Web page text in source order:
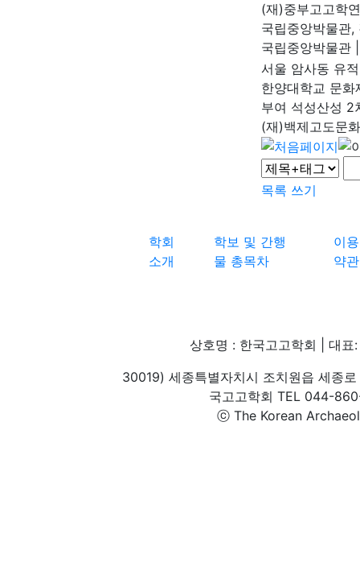
(재)중부고고학
국립중앙박물관
국립중앙박물관
서울 암사동 유
한양대학교 문
부여 석성산성 2
(재)백제고도문
목록 쓰기
학회
소개
학보 및 간행
물 총목차
이용
약관
상호명 : 한국고고학회 | 대
30019) 세종특별자치시 조치원읍 세종
국고고학회 TEL 044-
ⓒ The Korean